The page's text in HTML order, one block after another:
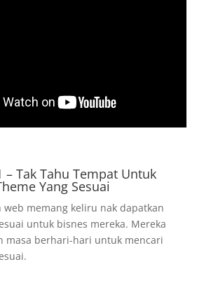
– Tak Tahu Tempat Untuk
Yang Sesuai
web memang keliru nak dapatkan
untuk bisnes mereka. Mereka
masa berhari-hari untuk mencari